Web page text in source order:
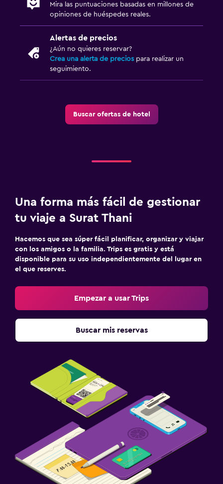
Mira las puntuaciones basadas en millones de
opiniones de huéspedes reales.
Alertas de precios
¿Aún no quieres reservar?
Crea una alerta de precios para realizar un
seguimiento.
Buscar ofertas de hotel
Una forma más fácil de gestionar
tu viaje a Surat Thani
Hacemos que sea súper fácil planificar, organizar y viajar
con los amigos o la familia. Trips es gratis y está
disponible para su uso independientemente del lugar en
el que reserves.
Empezar a usar Trips
Buscar mis reservas